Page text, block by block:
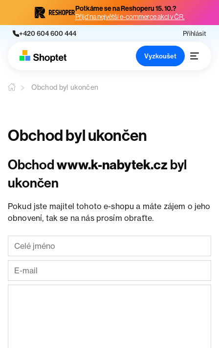
Potkáme se na Reshoperu 15. 10.?
Přijď na největší e-commerce akci v ČR.
+420 604 600 444 Přihlásit
Vyzkoušet
Obchod byl ukončen
Obchod byl ukončen
Obchodwww.k-nabytek.cz byl
ukončen
Pokud jste majitel tohoto e-shopu a máte zájem o jeho
obnovení, tak se na nás prosím obraťte.